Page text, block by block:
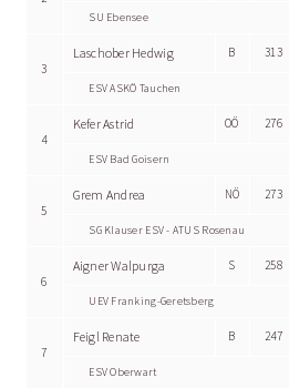
SU Ebensee
3
Laschober Hedwig B 313
ESV ASKÖ Tauchen
4
Kefer Astrid OÖ 276
ESV Bad Goisern
5
Grem Andrea NÖ 273
SG Klauser ESV - ATUS Rosenau
6
Aigner Walpurga S 258
UEV Franking-Geretsberg
7
Feigl Renate B 247
ESV Oberwart